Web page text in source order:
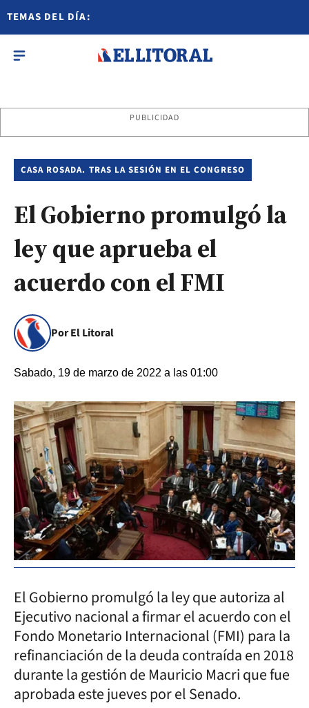
TEMAS DEL DÍA:
PUBLICIDAD
CASA ROSADA. TRAS LA SESIÓN EN EL CONGRESO
El Gobierno promulgó la
ley que aprueba el
acuerdo con el FMI
Por El Litoral
Sabado, 19 de marzo de 2022 a las 01:00
El Gobierno promulgó la ley que autoriza al
Ejecutivo nacional a firmar el acuerdo con el
Fondo Monetario Internacional (FMI) para la
refinanciación de la deuda contraída en 2018
durante la gestión de Mauricio Macri que fue
aprobada este jueves por el Senado.